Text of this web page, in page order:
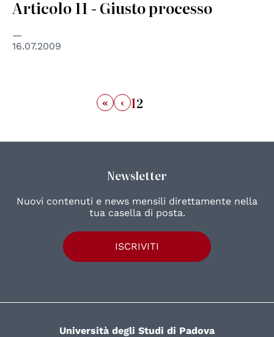
Articolo 11 - Giusto processo
16.07.2009
« ‹ 12
Newsletter
Nuovi contenuti e news mensili direttamente nella
tua casella di posta.
ISCRIVITI
Università degli Studi di Padova